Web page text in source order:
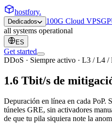
hostfory.
Dedicados 100G Cloud VPS
all systems operational
ES
Get started
DDoS · Siempre activo · L3 / L4 /
1.6 Tbit/s de
Depuración en línea en cada PoP.
túneles GRE, sin activadores
de que tu pila siquiera note la